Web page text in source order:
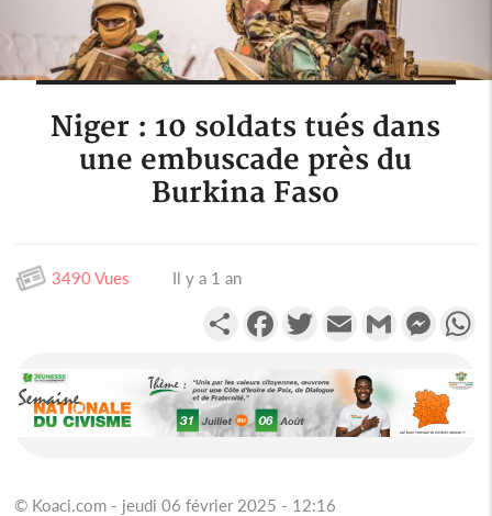
Niger : 10 soldats tués dans
une embuscade près du
Burkina Faso
3490 Vues Il y a 1 an
PartagerFacebookTwitterEmail Gmail
© Koaci.com - jeudi 06 février 2025 - 12:16